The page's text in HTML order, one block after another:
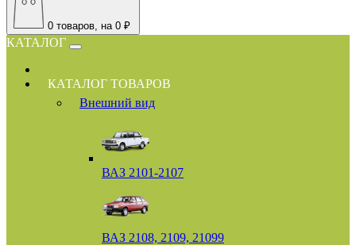
0 товаров, на 0 ₽
КАТАЛОГ
КАТАЛОГ ТОВАРОВ
Внешний вид
ВАЗ 2101-2107
ВАЗ 2108, 2109, 21099